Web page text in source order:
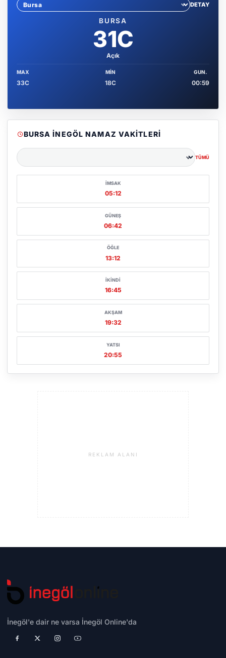
Sehir sec
DETAY
BURSA
31C
Açık
MAX
33C
MIN
18C
GUN.
00:59
BURSA İNEGÖL NAMAZ VAKITLERI
Şehir seçin
TÜMÜ
İMSAK
05:12
GÜNEŞ
06:42
ÖĞLE
13:12
İKINDI
16:45
AKŞAM
19:32
YATSI
20:55
REKLAM ALANI
İnegöl'e dair ne varsa İnegöl Online'da